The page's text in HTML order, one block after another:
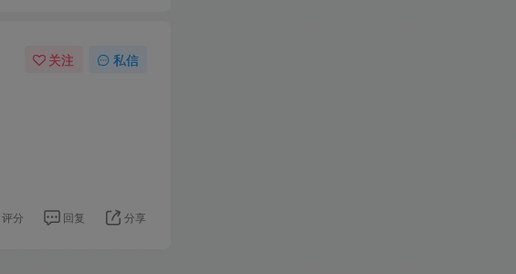
关注 私信
评分 回复 分享